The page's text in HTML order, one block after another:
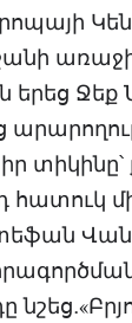
Ջեք
տիկինը՝
հատուկ
Վան